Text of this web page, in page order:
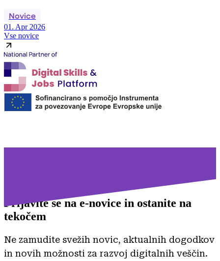
Novice
01. Apr 2026
Vse novice
Prijavite se na e-novice in ostanite na
tekočem
Ne zamudite svežih novic, aktualnih dogodkov
in novih možnosti za razvoj digitalnih veščin.